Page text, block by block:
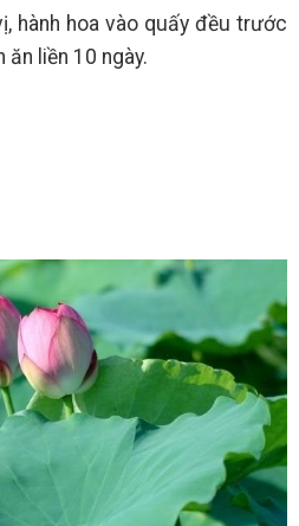
hành hoa vào quấy đều trước
ăn liền 10 ngày.